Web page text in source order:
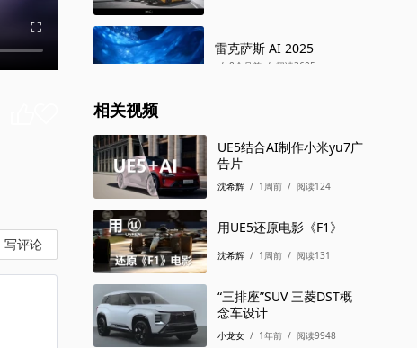
写评论
雷克萨斯 AI 2025
/ 8个月前 / 阅读3605
5个月前 阅读2546
雷克萨斯 MPV 2026
雷克萨斯 SPACE MPV
/ 3个月前 / 阅读1602
雷克萨斯 SUV 2026
相关视频
UE5结合AI制作小米yu7广
告片
沈希辉 / 1周前 / 阅读124
用UE5还原电影《F1》
沈希辉 / 1周前 / 阅读131
“三排座”SUV 三菱DST概
念车设计
小龙女 / 1年前 / 阅读9948